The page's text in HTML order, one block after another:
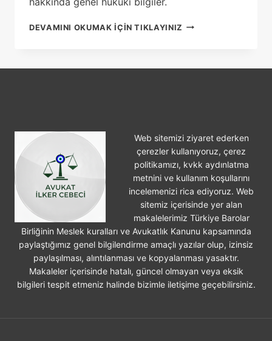
DEVAMINI OKUMAK IÇIN TIKLAYINIZ DEĞER
Web sitemizi ziyaret ederken
çerezler kullanıyoruz, çerez
politikamızı, kvkk aydınlatma
metnini ve kullanım koşullarını
incelemenizi rica ediyoruz. Web
sitemiz içerisinde yer alan
makalelerimiz Türkiye Barolar
Birliğinin Meslek kuralları ve Avukatlık Kanunu kapsamında
paylaştığımız genel bilgilendirme amaçlı yazılar olup, izinsiz
paylaşılması, alıntılanması ve kopyalanması yasaktır.
Makaleler içerisinde hatalı, güncel olmayan veya eksik
bilgileri tespit etmeniz halinde bizimle iletişime geçebilirsiniz.